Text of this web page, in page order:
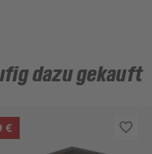
dazu gekauft
€